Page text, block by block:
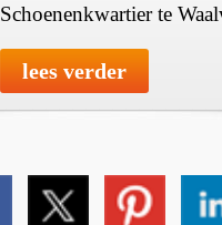
Schoenenkwartier te
lees verder